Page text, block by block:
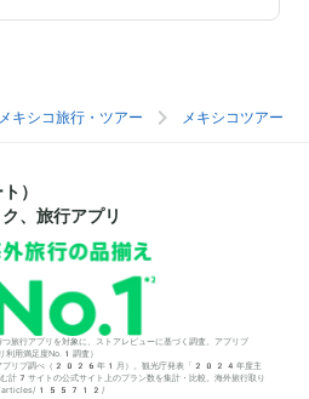
メキシコ旅行・ツアー メキシコツアー
）
、旅行アプリ
行アプリを対象に、ストアレビューに基づく調査。アプリブ
満足度No.1調査）
アプリブ調べ（2026年1月）。観光庁発表「2024年度主
計7サイトの公式サイト上のプラン数を集計・比較。海外旅行取り
liv.jp/articles/155712/